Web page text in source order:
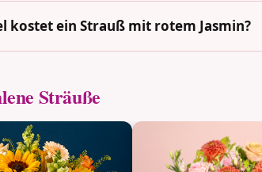
kostet ein Strauß mit rotem Jasmin?
Sträuße